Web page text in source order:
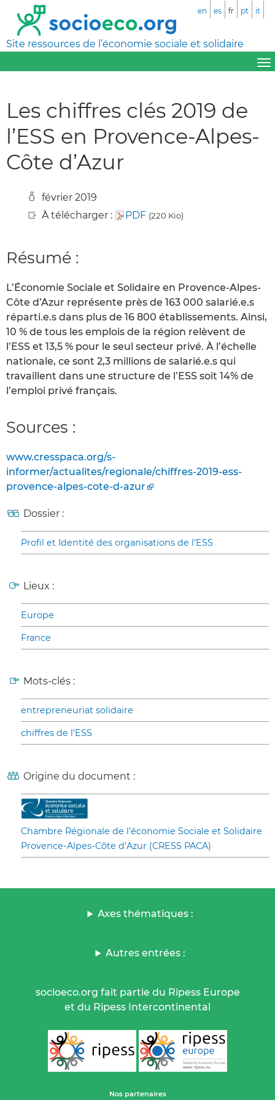
Site ressources de l’économie sociale et solidaire
en es fr pt it
Les chiffres clés 2019 de
l’ESS en Provence-Alpes-
Côte d’Azur
février 2019
À télécharger :
PDF (220 Kio)
Résumé :
L’Économie Sociale et Solidaire en Provence-Alpes-
Côte d’Azur représente près de 163 000 salarié.e.s
réparti.e.s dans plus de 16 800 établissements. Ainsi,
10 % de tous les emplois de la région relèvent de
l’ESS et 13,5 % pour le seul secteur privé. À l’échelle
nationale, ce sont 2,3 millions de salarié.e.s qui
travaillent dans une structure de l’ESS soit 14% de
l’emploi privé français.
Sources :
www.cresspaca.org/s-
informer/actualites/regionale/chiffres-2019-ess-
provence-alpes-cote-d-azur
Dossier :
Profil et Identité des organisations de l’ESS
Lieux :
Europe
France
Mots-clés :
entrepreneuriat solidaire
chiffres de l’ESS
Origine du document :
Chambre Régionale de l’économie Sociale et Solidaire
Provence-Alpes-Côte d’Azur (CRESS PACA)
Axes thématiques :
Autres entrées :
socioeco.org fait partie du Ripess Europe
et du Ripess Intercontinental
Nos partenaires